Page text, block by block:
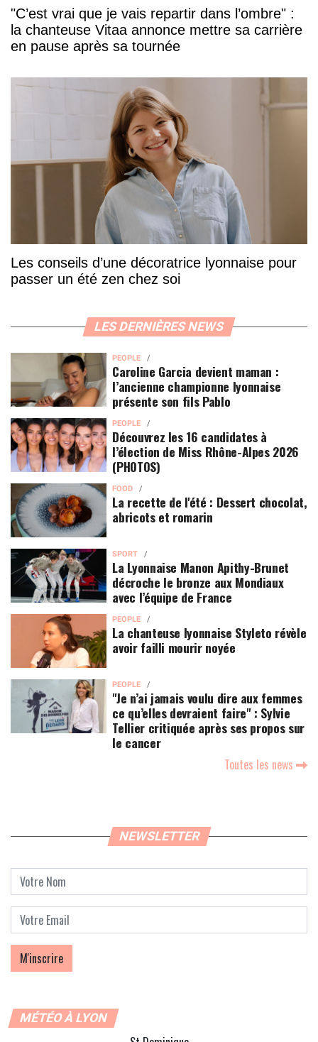
"C’est vrai que je vais repartir dans l’ombre" :
la chanteuse Vitaa annonce mettre sa carrière
en pause après sa tournée
Les conseils d’une décoratrice lyonnaise pour
passer un été zen chez soi
LES DERNIÈRES NEWS
PEOPLE
Caroline Garcia devient maman :
l’ancienne championne lyonnaise
présente son fils Pablo
PEOPLE
Découvrez les 16 candidates à
l’élection de Miss Rhône-Alpes 2026
(PHOTOS)
FOOD
La recette de l'été : Dessert chocolat,
abricots et romarin
SPORT
La Lyonnaise Manon Apithy-Brunet
décroche le bronze aux Mondiaux
avec l’équipe de France
PEOPLE
La chanteuse lyonnaise Styleto révèle
avoir failli mourir noyée
PEOPLE
"Je n’ai jamais voulu dire aux femmes
ce qu’elles devraient faire" : Sylvie
Tellier critiquée après ses propos sur
le cancer
Toutes les news
NEWSLETTER
MÉTÉO À LYON